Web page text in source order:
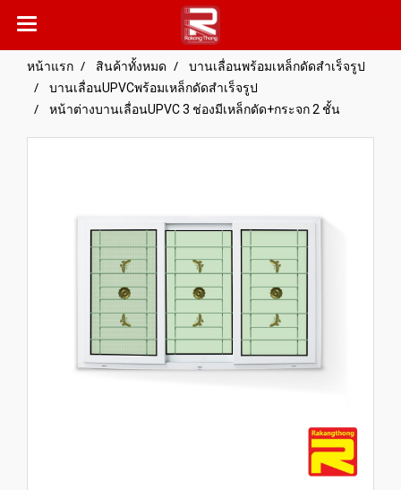
หน้าแรก สินค้าทั้งหมด
บานเลื่อนพร้อมเหล็กดัดสำเร็จรูป
บานเลื่อนUPVCพร้อมเหล็กดัดสำเร็จรูป
หน้าต่างบานเลื่อนUPVC 3 ช่องมีเหล็กดัด+กระจก 2 ชั้น